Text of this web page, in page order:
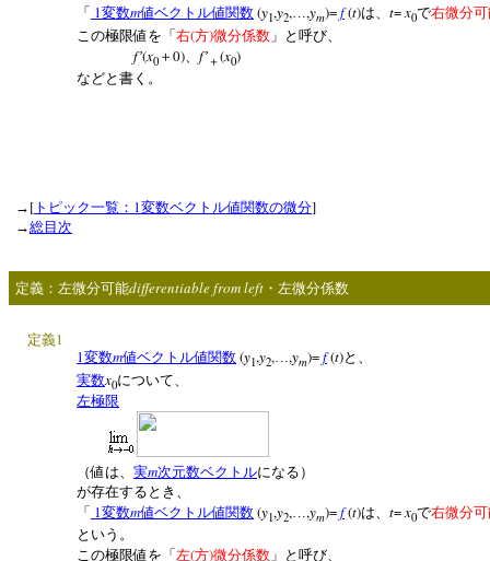
「 1変数m値ベクトル値関数 (y1,y2,…,ym)=f(t)は、 t=x0で右微分
この極限値を「 右(方)微分係数 」と呼び、
f’(x0 ＋ 0) f’＋(x0)
などと書く。
→ [ トピック一覧： 1変数ベクトル値関数の微分]
→総目次
定義：左微分可能differentiable from left ・左微分係数
定義1
1変数m値ベクトル値関数 (y1,y2,…,ym)=f(t)と、
実数x0について、
左極限
（値は、 実m次元数ベクトルになる）
が存在するとき、
「 1変数m値ベクトル値関数 (y1,y2,…,ym)=f(t)は、 t=x0で右微分
という。
この極限値を「 左(方)微分係数 」と呼び、